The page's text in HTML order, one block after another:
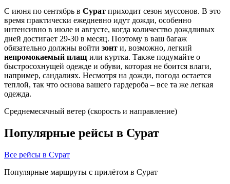
С июня по сентябрь в Сурат приходит сезон муссонов. В это
время практически ежедневно идут дожди, особенно
интенсивно в июле и августе, когда количество дождливых
дней достигает 29-30 в месяц. Поэтому в ваш багаж
обязательно должны войти зонт и, возможно, легкий
непромокаемый плащ или куртка. Также подумайте о
быстросохнущей одежде и обуви, которая не боится влаги,
например, сандалиях. Несмотря на дожди, погода остается
теплой, так что основа вашего гардероба – все та же легкая
одежда.
Среднемесячный ветер (скорость и направление)
Популярные рейсы в Сурат
Все рейсы в Сурат
Популярные маршруты с прилётом в Сурат